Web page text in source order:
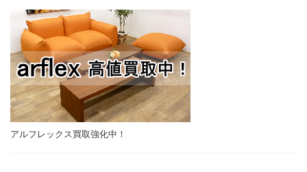
アルフレックス買取強化中！